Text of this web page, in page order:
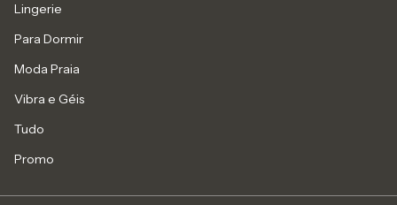
Lingerie
Para Dormir
Moda Praia
Vibra e Géis
Tudo
Promo